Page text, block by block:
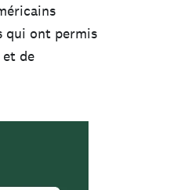
qui ont permis
et de